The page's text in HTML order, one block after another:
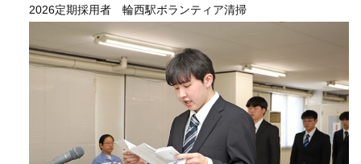
2026定期採用者 輪西駅ボランティア清掃